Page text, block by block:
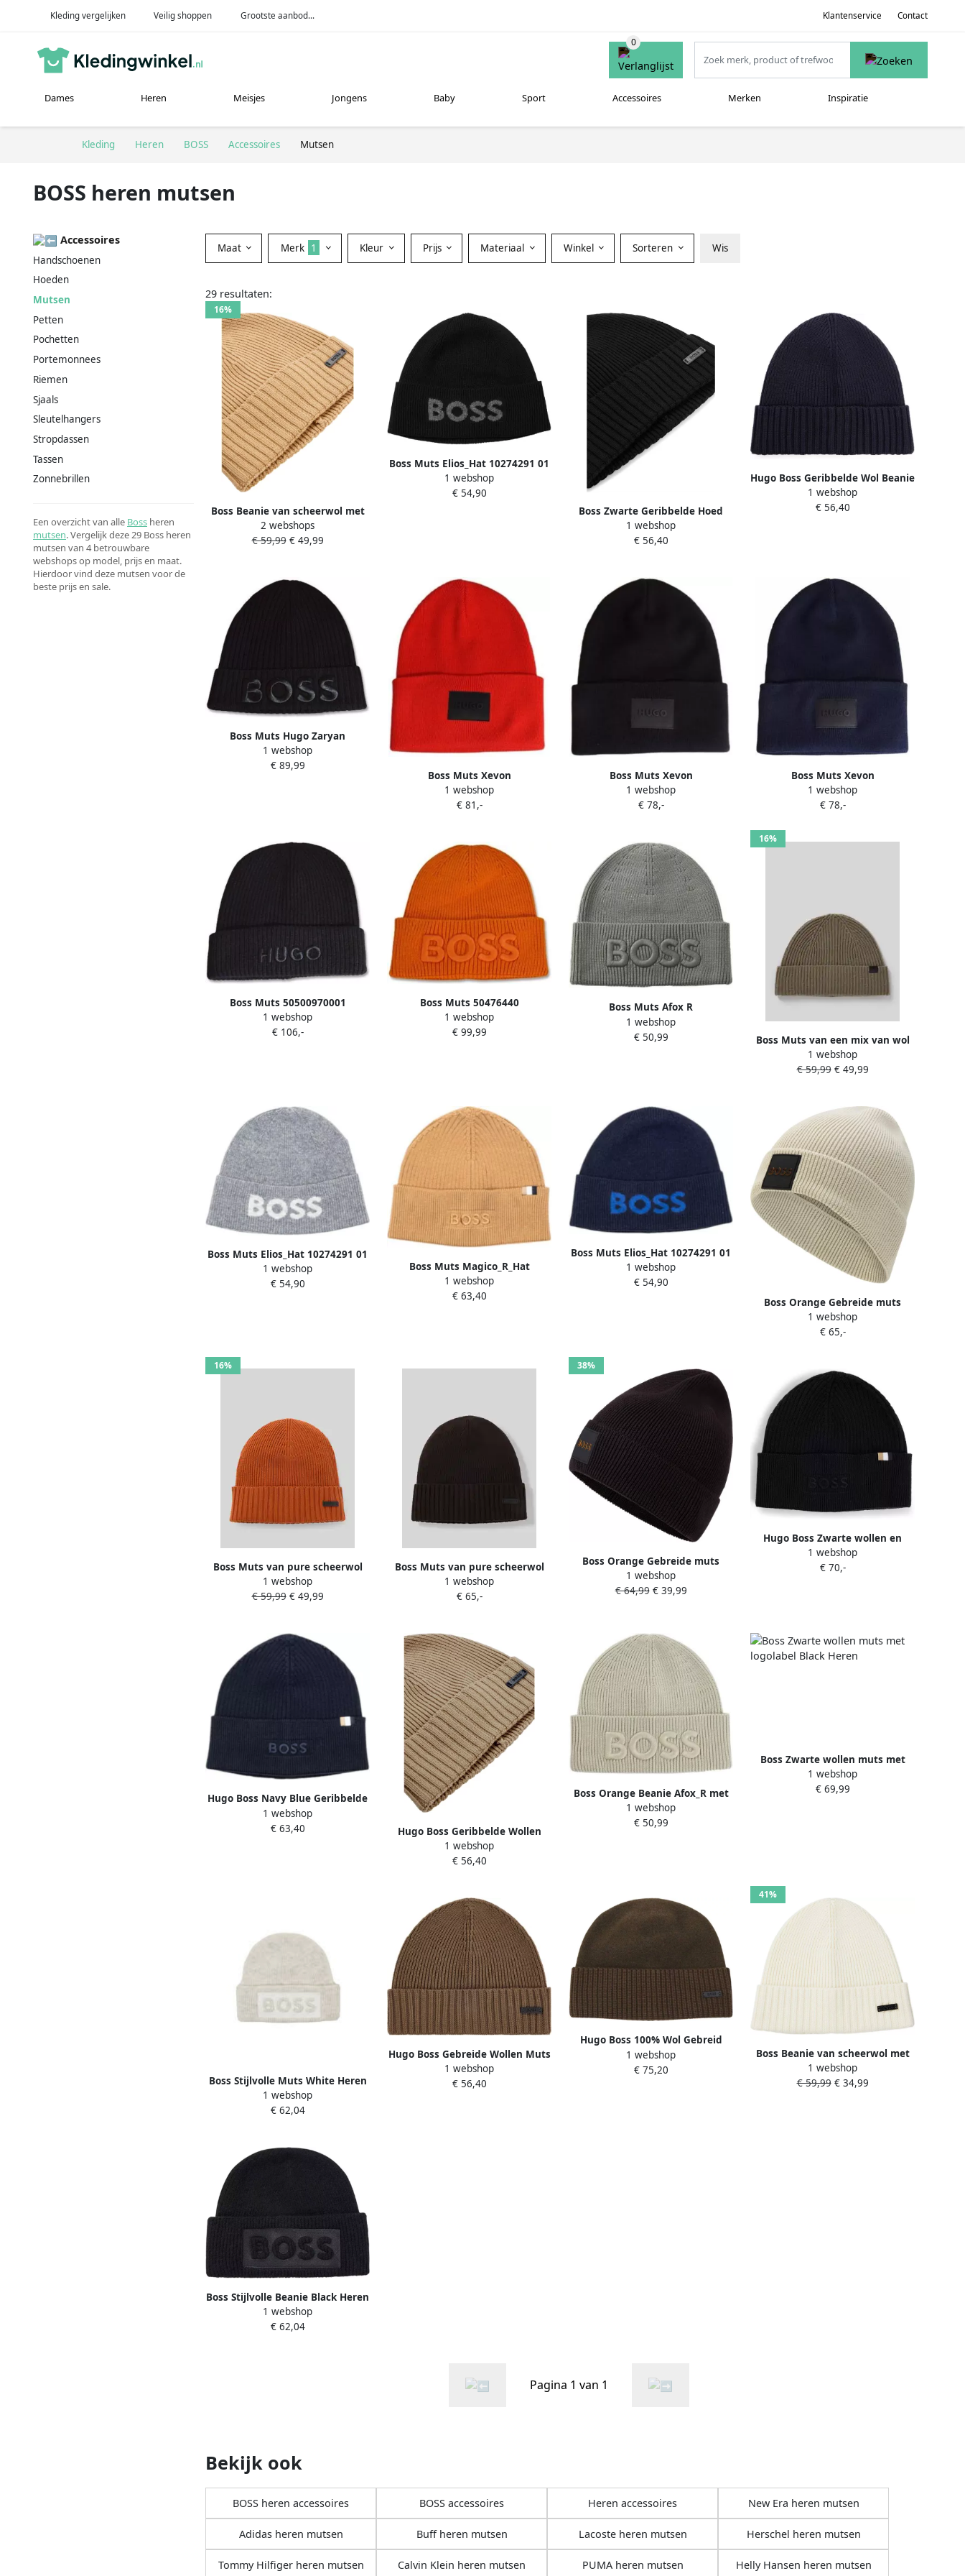
Kleding vergelijken Veilig shoppen Grootste aanbod... Klantenservice Contact
Dames Heren Meisjes Jongens Baby Sport Accessoires Merken Inspiratie
Kleding Heren BOSS Accessoires Mutsen
BOSS heren mutsen
Accessoires
Handschoenen
Hoeden
Mutsen
Petten
Pochetten
Portemonnees
Riemen
Sjaals
Sleutelhangers
Stropdassen
Tassen
Zonnebrillen
Een overzicht van alle Boss heren
mutsen. Vergelijk deze 29 Boss heren
mutsen van 4 betrouwbare
webshops op model, prijs en maat.
Hierdoor vind deze mutsen voor de
beste prijs en sale.
Maat Merk 1 Kleur Prijs Materiaal Winkel Sorteren Wis
29 resultaten:
16%
Boss Beanie van scheerwol met
labeldetail model 'Fati'
2 webshops
€ 59,99€ 49,99
Boss Muts Elios_Hat 10274291 01
50548777
1 webshop
€ 54,90
Boss Zwarte Geribbelde Hoed
met Faux Leren Logo Black Heren
1 webshop
€ 56,40
Hugo Boss Geribbelde Wol Beanie
Hoed Mannen Blue Heren
1 webshop
€ 56,40
Boss Muts Hugo Zaryan
1 webshop
€ 89,99
Boss Muts Xevon
1 webshop
€ 81,-
Boss Muts Xevon
1 webshop
€ 78,-
Boss Muts Xevon
1 webshop
€ 78,-
Boss Muts 50500970001
1 webshop
€ 106,-
Boss Muts 50476440
1 webshop
€ 99,99
Boss Muts Afox R
1 webshop
€ 50,99
16%
Boss Muts van een mix van wol
en kasjmier model 'FILIPPO'
1 webshop
€ 59,99€ 49,99
Boss Muts Elios_Hat 10274291 01
50548777
1 webshop
€ 54,90
Boss Muts Magico_R_Hat
10262850 01 50522427
1 webshop
€ 63,40
Boss Muts Elios_Hat 10274291 01
50548777
1 webshop
€ 54,90
Boss Orange Gebreide muts
Foxxy Hat met label-applicatie
1 webshop
€ 65,-
16%
Boss Muts van pure scheerwol
1 webshop
€ 59,99€ 49,99
Boss Muts van pure scheerwol
1 webshop
€ 65,-
38%
Boss Orange Gebreide muts
Foxxy Hat met label-applicatie
1 webshop
€ 64,99€ 39,99
Hugo Boss Zwarte wollen en
katoenen geribbelde pet Black
Heren
1 webshop
€ 70,-
Hugo Boss Navy Blue Geribbelde
Wol Katoen Pet Blue Heren
1 webshop
€ 63,40
Hugo Boss Geribbelde Wollen
Muts Fati Beige Heren
1 webshop
€ 56,40
Boss Orange Beanie Afox_R met
3d-logo borduurwerk
1 webshop
€ 50,99
Boss Zwarte wollen muts met
logolabel Black Heren
1 webshop
€ 69,99
Boss Stijlvolle Muts White Heren
1 webshop
€ 62,04
Hugo Boss Gebreide Wollen Muts
Fati 50495306 Mud Brown Heren
1 webshop
€ 56,40
Hugo Boss 100% Wol Gebreid
Machinewas Green Heren
1 webshop
€ 75,20
41%
Boss Beanie van scheerwol met
labeldetail model 'Fati'
1 webshop
€ 59,99€ 34,99
Boss Stijlvolle Beanie Black Heren
1 webshop
€ 62,04
Pagina 1 van 1
Bekijk ook
BOSS heren accessoires BOSS accessoires Heren accessoires New Era heren mutsen
Adidas heren mutsen Buff heren mutsen Lacoste heren mutsen Herschel heren mutsen
Tommy Hilfiger heren mutsen Calvin Klein heren mutsen PUMA heren mutsen Helly Hansen heren mutsen